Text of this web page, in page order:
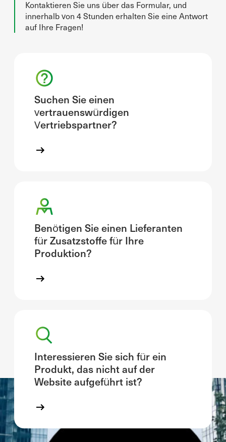
Kontaktieren Sie uns über das Formular, und
innerhalb von 4 Stunden erhalten Sie eine Antwort
auf Ihre Fragen!
Suchen Sie einen
vertrauenswürdigen
Vertriebspartner?
Benötigen Sie einen Lieferanten
für Zusatzstoffe für Ihre
Produktion?
Interessieren Sie sich für ein
Produkt, das nicht auf der
Website aufgeführt ist?